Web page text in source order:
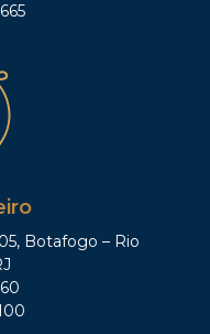
Botafogo – Rio